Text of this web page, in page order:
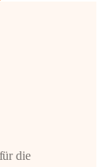
die